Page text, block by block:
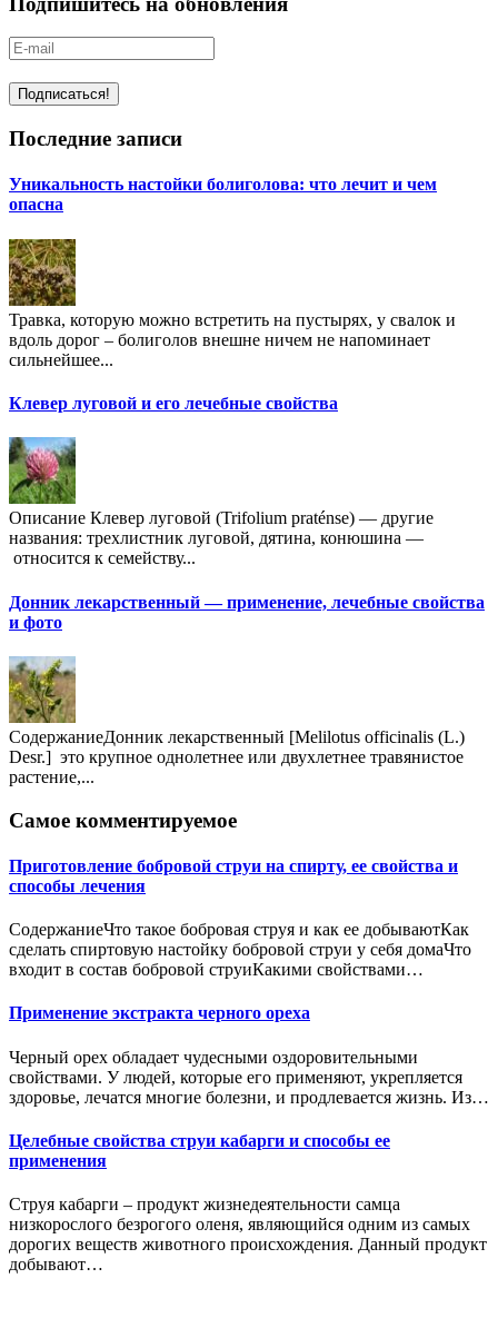
Последние записи
Уникальность настойки болиголова: что лечит и чем
опасна
Травка, которую можно встретить на пустырях, у свалок и
вдоль дорог – болиголов внешне ничем не напоминает
сильнейшее...
Клевер луговой и его лечебные свойства
Описание Клевер луговой (Trifolium praténse) — другие
названия: трехлистник луговой, дятина, конюшина —
относится к семейству...
Донник лекарственный — применение, лечебные свойства
и фото
СодержаниеДонник лекарственный [Melilotus officinalis (L.)
Desr.] это крупное однолетнее или двухлетнее травянистое
растение,...
Самое комментируемое
Приготовление бобровой струи на спирту, ее свойства и
способы лечения
СодержаниеЧто такое бобровая струя и как ее добываютКак
сделать спиртовую настойку бобровой струи у себя домаЧто
входит в состав бобровой струиКакими свойствами…
Применение экстракта черного ореха
Черный орех обладает чудесными оздоровительными
свойствами. У людей, которые его применяют, укрепляется
здоровье, лечатся многие болезни, и продлевается жизнь. Из…
Целебные свойства струи кабарги и способы ее
применения
Струя кабарги – продукт жизнедеятельности самца
низкорослого безрогого оленя, являющийся одним из самых
дорогих веществ животного происхождения. Данный продукт
добывают…